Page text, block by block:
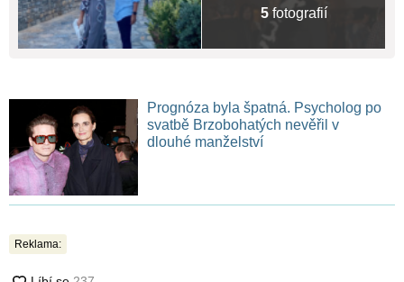
5fotografií
Prognóza byla špatná. Psycholog po
svatbě Brzobohatých nevěřil v
dlouhé manželství
Reklama: